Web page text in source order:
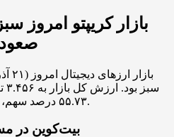
بازار کریپتو امروز
۵۵.۷۳ درصد سهم، همچنان پادشاه بازار باقی ماند.
بیت‌کوین در